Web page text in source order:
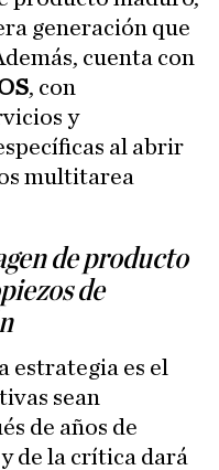
generación que
cuenta con
, con
y
al abrir
multitarea
de producto
de
estrategia es el
sean
de años de
de la crítica dará